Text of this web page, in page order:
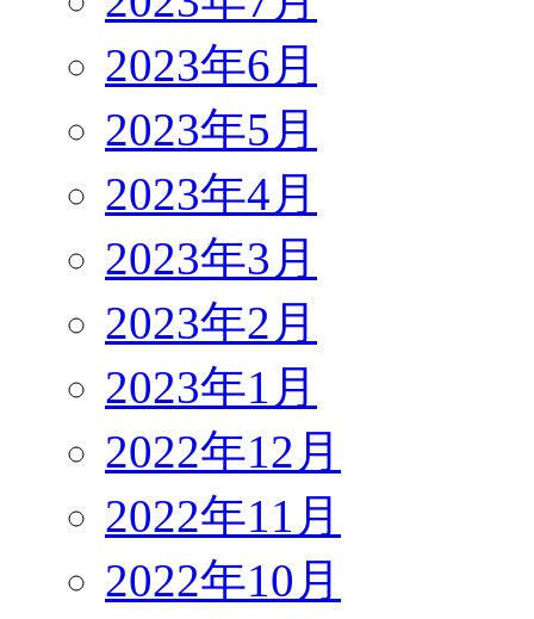
2023年6月
2023年5月
2023年4月
2023年3月
2023年2月
2023年1月
2022年12月
2022年11月
2022年10月